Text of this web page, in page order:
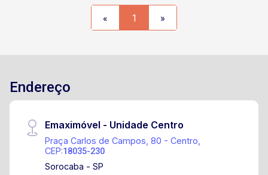
« 1 »
Endereço
Emaximóvel - Unidade Centro
Praça Carlos de Campos, 80 - Centro,
CEP:18035-230
Sorocaba - SP